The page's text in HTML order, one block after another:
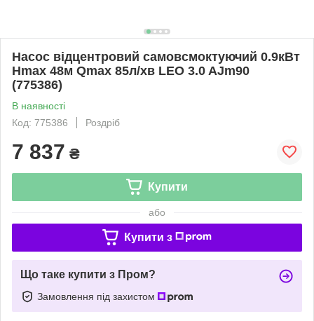
Насос відцентровий самовсмоктуючий 0.9кВт
Hmax 48м Qmax 85л/хв LEO 3.0 AJm90
(775386)
В наявності
Код: 775386
Роздріб
7 837 ₴
Купити
або
Купити з
Що таке купити з Пром?
Замовлення під захистом